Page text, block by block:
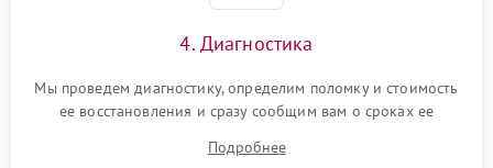
4. Диагностика
Мы проведем диагностику, определим поломку и стоимость
ее восстановления и сразу сообщим вам о сроках ее
Подробнее